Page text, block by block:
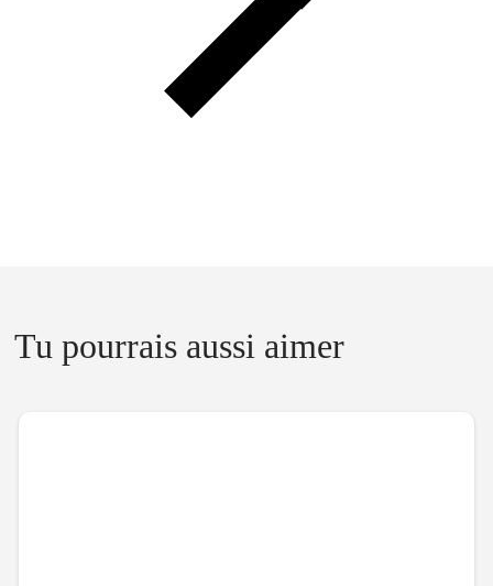
Tu pourrais aussi aimer